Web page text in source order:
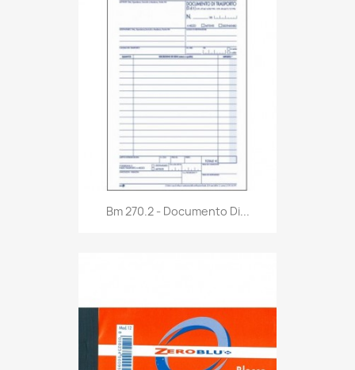
Anteprima
Bm 270.2 - Documento Di...